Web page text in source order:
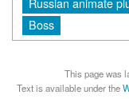
Boss
This page was
Text is available under the